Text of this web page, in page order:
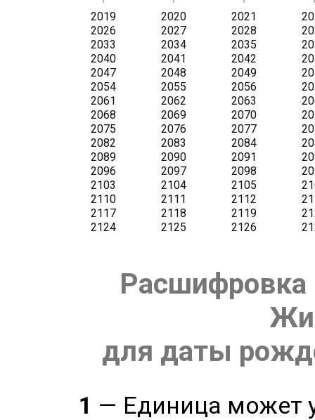
Расшифровка
для даты
1 — Единица может